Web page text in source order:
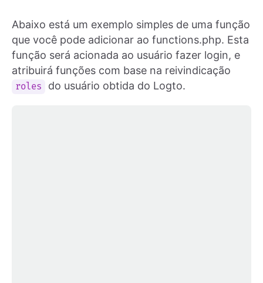
Abaixo está um exemplo simples de uma função
que você pode adicionar ao functions.php. Esta
função será acionada ao usuário fazer login, e
atribuirá funções com base na reivindicação
roles do usuário obtida do Logto.